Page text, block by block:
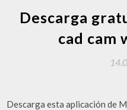
Descarga
cad cam
Descarga esta aplicación de